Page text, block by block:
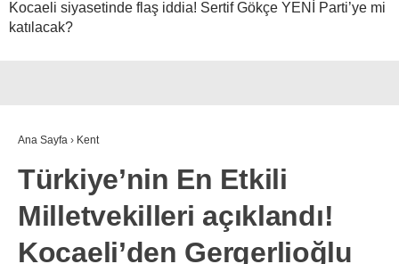
Kocaeli siyasetinde flaş iddia! Sertif Gökçe YENİ Parti’ye mi
katılacak?
Ana Sayfa › Kent
Türkiye’nin En Etkili
Milletvekilleri açıklandı!
Kocaeli’den Gergerlioğlu